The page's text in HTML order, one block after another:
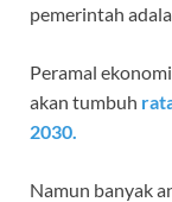
pemerintah
Peramal
akan tumbuh
2030.
Namun banyak